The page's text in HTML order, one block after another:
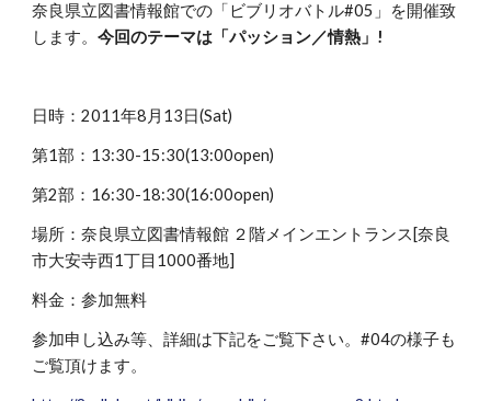
奈良県立図書情報館での「ビブリオバトル#05」を開催致
します。今回のテーマは「パッション／情熱」!
日時：2011年8月13日(Sat)
第1部：13:30-15:30(13:00open)
第2部：16:30-18:30(16:00open)
場所：奈良県立図書情報館 ２階メインエントランス[奈良
市大安寺西1丁目1000番地]
料金：参加無料
参加申し込み等、詳細は下記をご覧下さい。#04の様子も
ご覧頂けます。